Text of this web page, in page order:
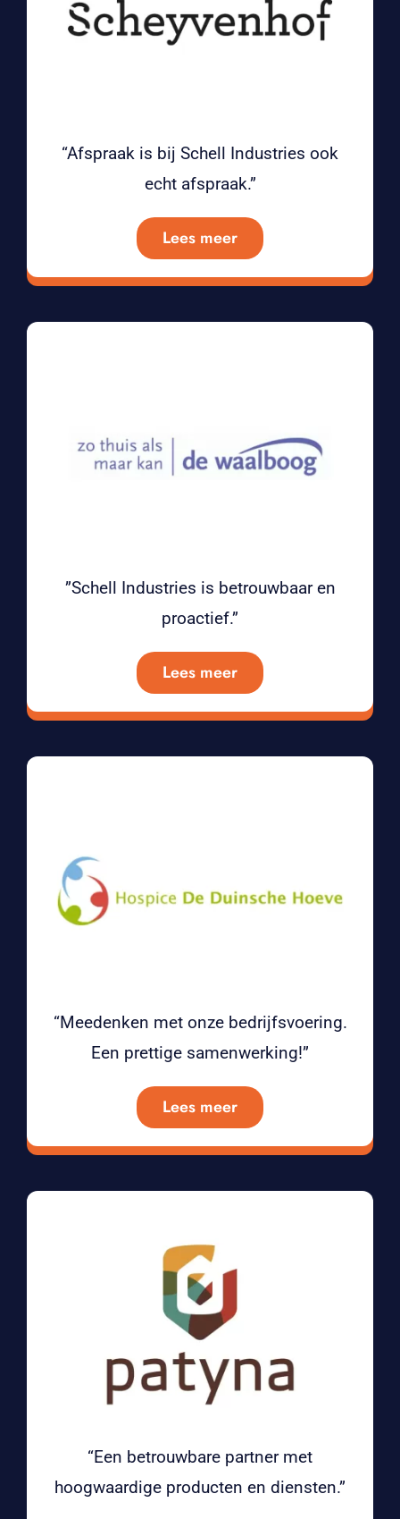
“Afspraak is bij Schell Industries ook
echt afspraak.”
Lees meer
”Schell Industries is betrouwbaar en
proactief.”
Lees meer
“Meedenken met onze bedrijfsvoering.
Een prettige samenwerking!”
Lees meer
“Een betrouwbare partner met
hoogwaardige producten en diensten.”